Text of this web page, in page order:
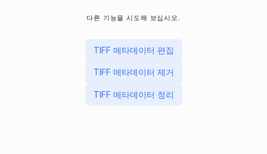
다른 기능을 시도해 보십시오.
TIFF 메타데이터 편집
TIFF 메타데이터 제거
TIFF 메타데이터 정리